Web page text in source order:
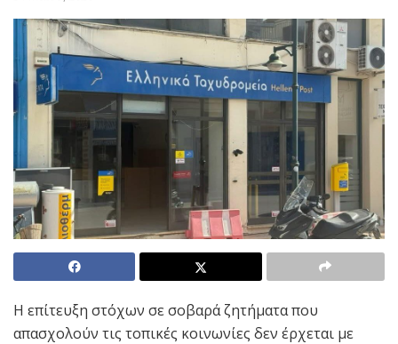
Η επίτευξη στόχων σε σοβαρά ζητήματα που
απασχολούν τις τοπικές κοινωνίες δεν έρχεται με